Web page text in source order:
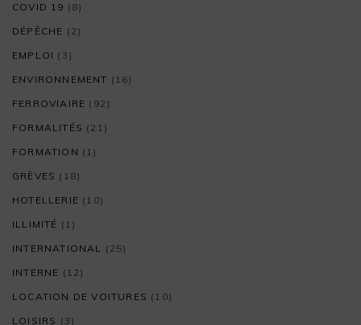
COVID 19 (8)
DÉPÊCHE (2)
EMPLOI (3)
ENVIRONNEMENT (16)
FERROVIAIRE (92)
FORMALITÉS (21)
FORMATION (1)
GRÈVES (18)
HOTELLERIE (10)
ILLIMITÉ (1)
INTERNATIONAL (25)
INTERNE (12)
LOCATION DE VOITURES (10)
LOISIRS (3)